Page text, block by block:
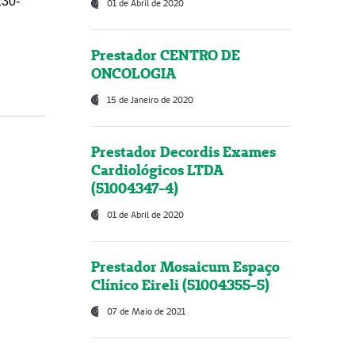
01 de Abril de 2020
Prestador CENTRO DE
ONCOLOGIA
15 de Janeiro de 2020
Prestador Decordis Exames
Cardiológicos LTDA
(51004347-4)
01 de Abril de 2020
Prestador Mosaicum Espaço
Clínico Eireli (51004355-5)
07 de Maio de 2021